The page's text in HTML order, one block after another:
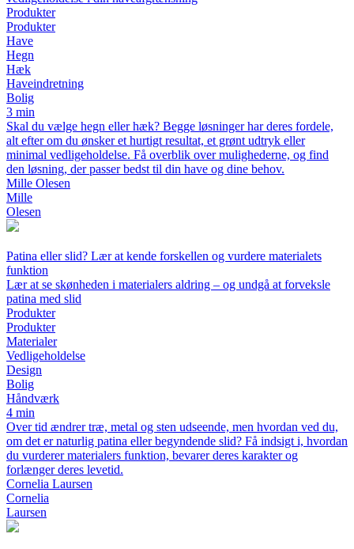
Produkter
Produkter
Have
Hegn
Hæk
Haveindretning
Bolig
3 min
Skal du vælge hegn eller hæk? Begge løsninger har deres fordele,
alt efter om du ønsker et hurtigt resultat, et grønt udtryk eller
minimal vedligeholdelse. Få overblik over mulighederne, og find
den løsning, der passer bedst til din have og dine behov.
Mille Olesen
Mille
Olesen
Patina eller slid? Lær at kende forskellen og vurdere materialets
funktion
Lær at se skønheden i materialers aldring – og undgå at forveksle
patina med slid
Produkter
Produkter
Materialer
Vedligeholdelse
Design
Bolig
Håndværk
4 min
Over tid ændrer træ, metal og sten udseende, men hvordan ved du,
om det er naturlig patina eller begyndende slid? Få indsigt i, hvordan
du vurderer materialers funktion, bevarer deres karakter og
forlænger deres levetid.
Cornelia Laursen
Cornelia
Laursen